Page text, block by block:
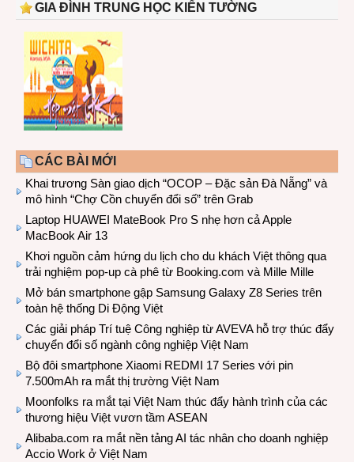
GIA ĐÌNH TRUNG HỌC KIẾN TƯỜNG
CÁC BÀI MỚI
Khai trương Sàn giao dịch “OCOP – Đặc sản Đà Nẵng” và
mô hình “Chợ Cồn chuyển đổi số” trên Grab
Laptop HUAWEI MateBook Pro S nhẹ hơn cả Apple
MacBook Air 13
Khơi nguồn cảm hứng du lịch cho du khách Việt thông qua
trải nghiệm pop-up cà phê từ Booking.com và Mille Mille
Mở bán smartphone gập Samsung Galaxy Z8 Series trên
toàn hệ thống Di Động Việt
Các giải pháp Trí tuệ Công nghiệp từ AVEVA hỗ trợ thúc đẩy
chuyển đổi số ngành công nghiệp Việt Nam
Bộ đôi smartphone Xiaomi REDMI 17 Series với pin
7.500mAh ra mắt thị trường Việt Nam
Moonfolks ra mắt tại Việt Nam thúc đẩy hành trình của các
thương hiệu Việt vươn tầm ASEAN
Alibaba.com ra mắt nền tảng AI tác nhân cho doanh nghiệp
Accio Work ở Việt Nam